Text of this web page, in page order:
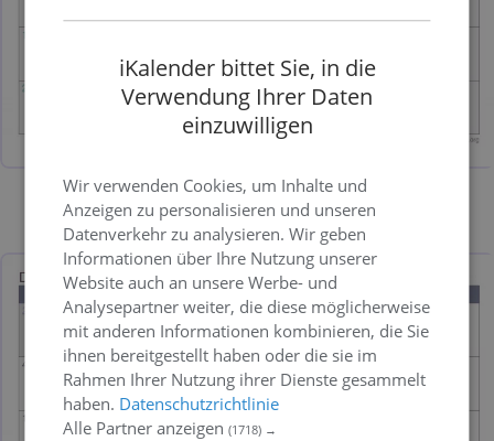
Bild PDF Excel
iKalender bittet Sie, in die
Verwendung Ihrer Daten
einzuwilligen
Wir verwenden Cookies, um Inhalte und
Anzeigen zu personalisieren und unseren
Datenverkehr zu analysieren. Wir geben
Informationen über Ihre Nutzung unserer
Website auch an unsere Werbe- und
Analysepartner weiter, die diese möglicherweise
mit anderen Informationen kombinieren, die Sie
ihnen bereitgestellt haben oder die sie im
Rahmen Ihrer Nutzung ihrer Dienste gesammelt
haben. Datenschutzrichtlinie
Alle Partner anzeigen(1718) →